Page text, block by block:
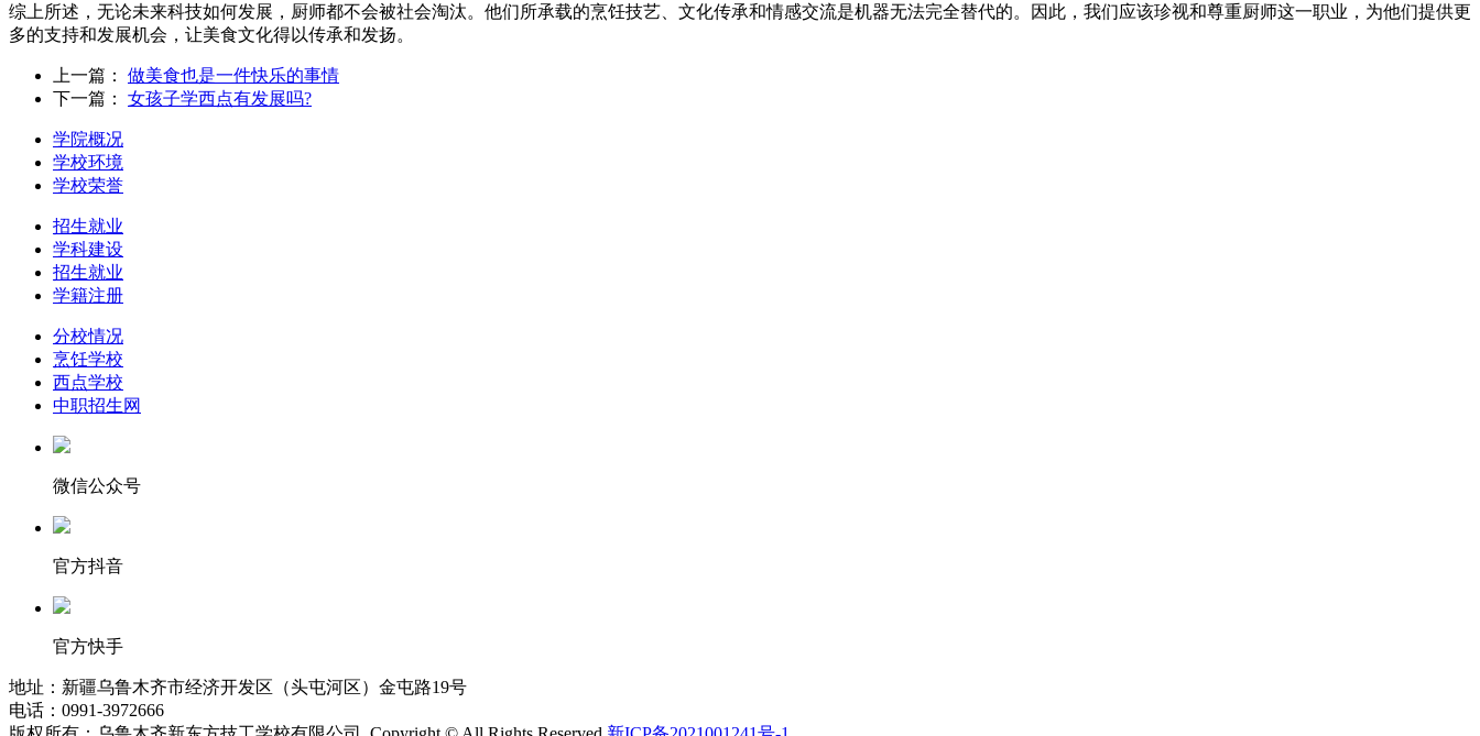
综上所述，无论未来科技如何发展，厨师都不会被社会淘汰。他们所承载的烹饪技艺、文化传承和情感交流是机器无法完全替代的。因此，我们应该珍视和尊重厨师这一职业，为他们提供更
多的支持和发展机会，让美食文化得以传承和发扬。
上一篇： 做美食也是一件快乐的事情
下一篇： 女孩子学西点有发展吗?
学院概况
学校环境
学校荣誉
招生就业
学科建设
招生就业
学籍注册
分校情况
烹饪学校
西点学校
中职招生网
微信公众号
官方抖音
官方快手
地址：新疆乌鲁木齐市经济开发区（头屯河区）金屯路19号
电话：0991-3972666